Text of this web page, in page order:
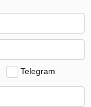
Telegram